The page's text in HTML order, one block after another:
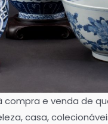
compra e venda de
casa,